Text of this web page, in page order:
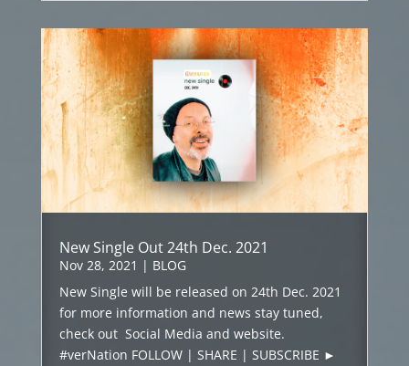
New Single Out 24th Dec. 2021
Nov 28, 2021 | BLOG
New Single will be released on 24th Dec. 2021
for more information and news stay tuned,
check out Social Media and website.
#verNation FOLLOW | SHARE | SUBSCRIBE ►